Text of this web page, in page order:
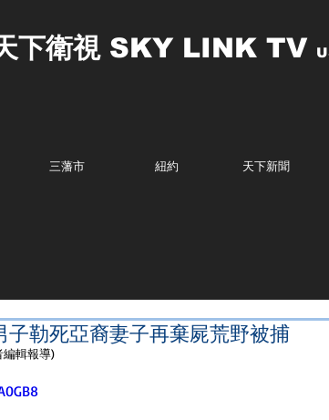
下衛視SKY LINK TV
三藩市 紐約 天下新聞
子勒死亞裔妻子再棄屍荒野被捕
編輯報導)